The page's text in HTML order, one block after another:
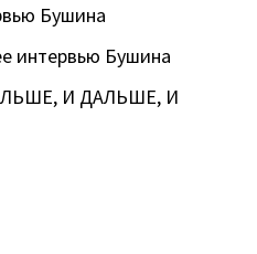
Бушина
интервью Бушина
И ДАЛЬШЕ, И